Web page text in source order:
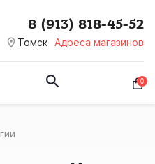
room Томск Адреса магазинов
8 (913) 818-45-52
0